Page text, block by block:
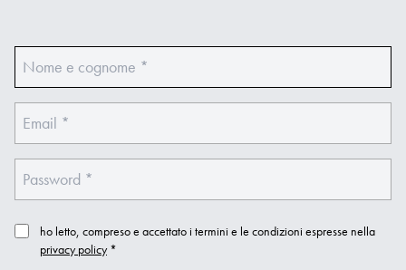
ho letto, compreso e accettato i termini e le condizioni espresse nella
privacy policy*